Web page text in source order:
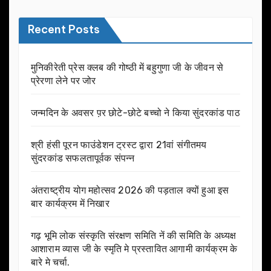
Recent Posts
मुनिकीरेती प्रेस क्लब की गोष्ठी में बहुगुणा जी के जीवन से
प्रेरणा लेने पर जोर
जन्मदिन के अवसर प़र छोटे-छोटे बच्चो ने किया सुंदरकांड पाठ
श्री हंसी पूरन फाउंडेशन ट्रस्ट द्वारा 21वां संगीतमय
सुंदरकांड सफलतापूर्वक संपन्न
अंतराष्ट्रीय योग महोत्सव 2026 की पड़ताल क्यों हुआ इस
बार कार्यक्रम में निखार
गढ़ भूमि लोक संस्कृति संरक्षण समिति नें की समिति के अध्यक्ष
आशाराम व्यास जी के स्मृति मे प्रस्तावित आगामी कार्यक्रम के
बारे मे चर्चा.